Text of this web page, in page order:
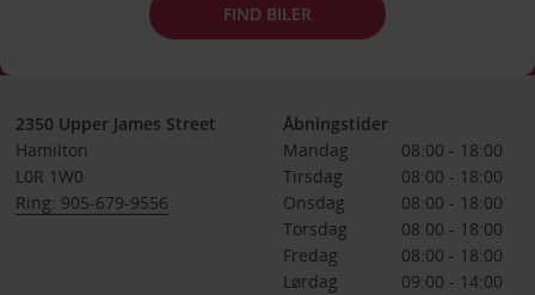
FIND BILER
2350 Upper James Street
Hamilton
L0R 1W0
Ring: 905-679-9556
Åbningstider
Mandag
08:00 - 18:00
Tirsdag
08:00 - 18:00
Onsdag
08:00 - 18:00
Torsdag
08:00 - 18:00
Fredag
08:00 - 18:00
Lørdag
09:00 - 14:00